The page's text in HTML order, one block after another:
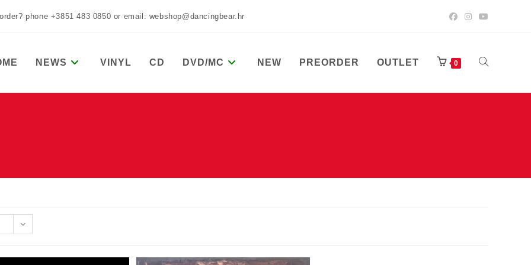
phone +3851 483 0850 or email: webshop@dancingbear.hr
NEWS VINYL CD DVD/MC NEW PREORDER OUTLET 0 TOGGLE
SEARCH